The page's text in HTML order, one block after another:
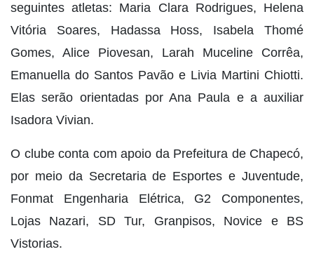
seguintes atletas: Maria Clara Rodrigues, Helena
Vitória Soares, Hadassa Hoss, Isabela Thomé
Gomes, Alice Piovesan, Larah Muceline Corrêa,
Emanuella do Santos Pavão e Livia Martini Chiotti.
Elas serão orientadas por Ana Paula e a auxiliar
Isadora Vivian.
O clube conta com apoio da Prefeitura de Chapecó,
por meio da Secretaria de Esportes e Juventude,
Fonmat Engenharia Elétrica, G2 Componentes,
Lojas Nazari, SD Tur, Granpisos, Novice e BS
Vistorias.